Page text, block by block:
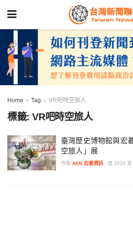
Home Tag VR吧時空旅人
標籤:VR吧時空旅人
臺灣歷史博物館與宏
空旅人」展
作者 AEB 宏碁資訊 2020 年